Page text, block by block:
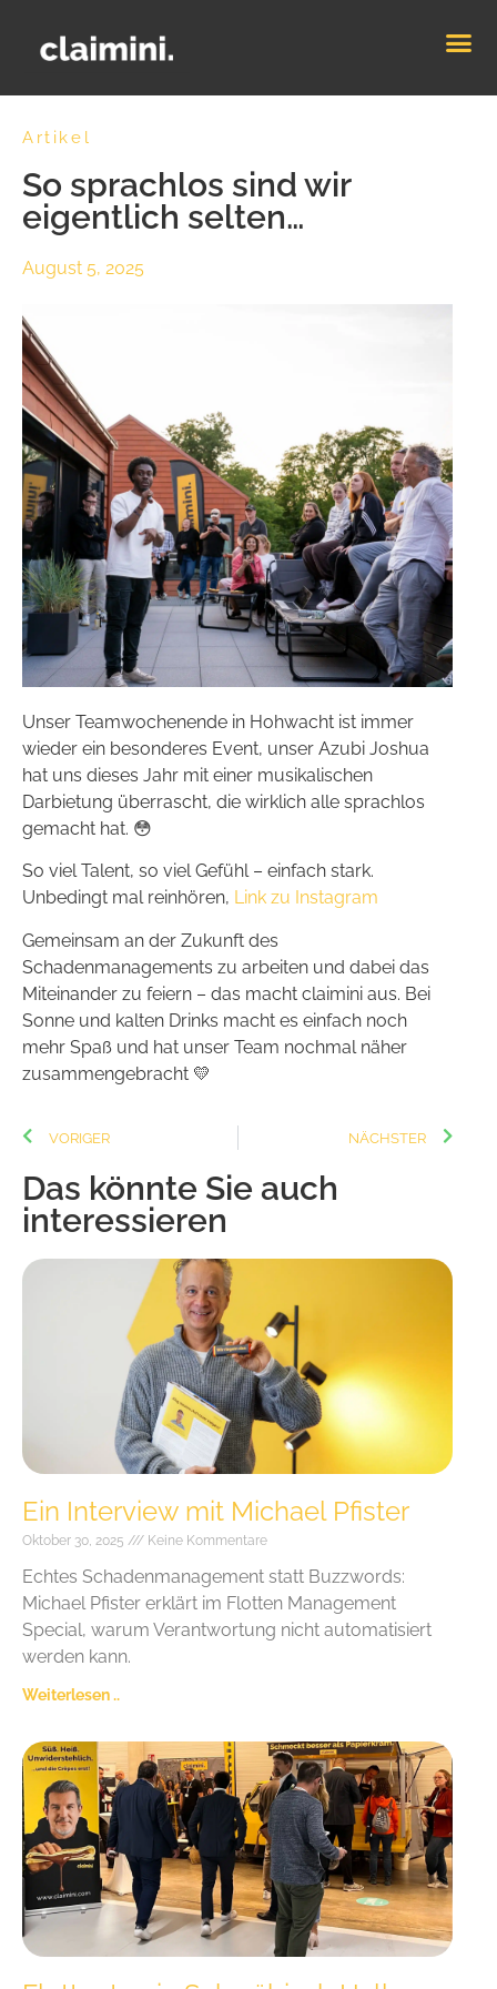
Artikel
So sprachlos sind wir
eigentlich selten…
August 5, 2025
Unser Teamwochenende in Hohwacht ist immer
wieder ein besonderes Event, unser Azubi Joshua
hat uns dieses Jahr mit einer musikalischen
Darbietung überrascht, die wirklich alle sprachlos
gemacht hat. 😳
So viel Talent, so viel Gefühl – einfach stark.
Unbedingt mal reinhören, Link zu Instagram
Gemeinsam an der Zukunft des
Schadenmanagements zu arbeiten und dabei das
Miteinander zu feiern – das macht claimini aus. Bei
Sonne und kalten Drinks macht es einfach noch
mehr Spaß und hat unser Team nochmal näher
zusammengebracht 💛
VORIGER NÄCHSTER
Das könnte Sie auch
interessieren
Ein Interview mit Michael Pfister
Oktober 30, 2025 Keine Kommentare
Echtes Schadenmanagement statt Buzzwords:
Michael Pfister erklärt im Flotten Management
Special, warum Verantwortung nicht automatisiert
werden kann.
Weiterlesen ..